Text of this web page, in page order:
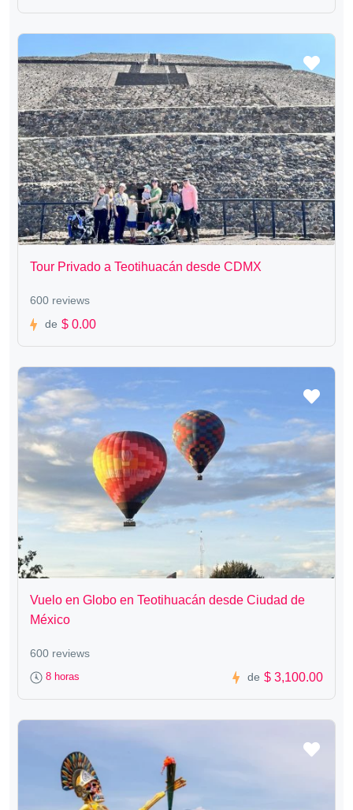
Tour Privado a Teotihuacán desde CDMX
600 reviews
de $ 0.00
Vuelo en Globo en Teotihuacán desde Ciudad de
México
600 reviews
8 horas de $ 3,100.00